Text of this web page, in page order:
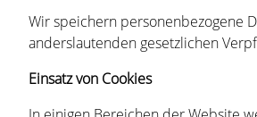
Wir speichern personenbezogene
anderslautenden gesetzlichen
Einsatz von Cookies